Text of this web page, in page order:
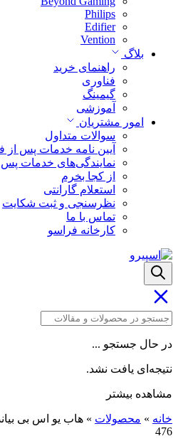
Philips
Edifier
Vention
بلاگ
راهنمای خرید
فناوری
گیمینگ
آموزشی
امور مشتریان
سوالات متداول
آیین نامه خدمات پس
نمایندگی‌های خدمات
از کجا بخرم
استعلام گارانتی
نظرسنجی و ثبت شکایت
تماس با ما
کارخانه فراسو
در حال جستجو ...
نتیجه‌ای یافت نشد.
مشاهده بیشتر
خانه » محصولات »
476